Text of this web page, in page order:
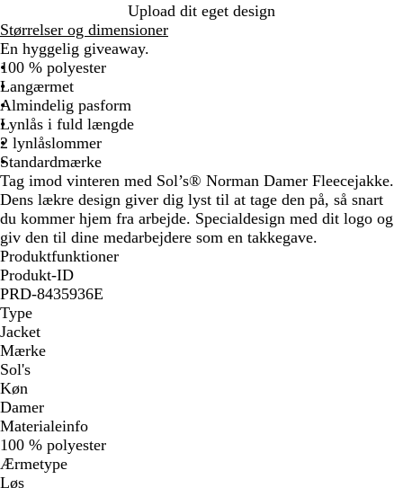
Upload dit eget design
Størrelser og dimensioner
En hyggelig giveaway.
100 % polyester
Langærmet
Almindelig pasform
Lynlås i fuld længde
2 lynlåslommer
Standardmærke
Tag imod vinteren med Sol’s® Norman Damer Fleecejakke.
Dens lækre design giver dig lyst til at tage den på, så snart
du kommer hjem fra arbejde. Specialdesign med dit logo og
giv den til dine medarbejdere som en takkegave.
Produktfunktioner
Produkt-ID
PRD-8435936E
Type
Jacket
Mærke
Sol's
Køn
Damer
Materialeinfo
100 % polyester
Ærmetype
Løs